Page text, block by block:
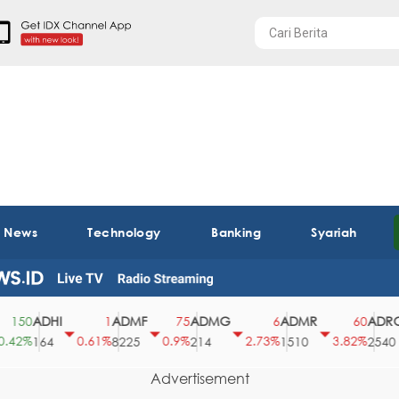
Technology Banking Syariah
ADHI
164
0.61%
ADMF
8225
0.9%
ADMG
214
2.73%
ADMR
1510
3.82%
ADRO
2540
Advertisement